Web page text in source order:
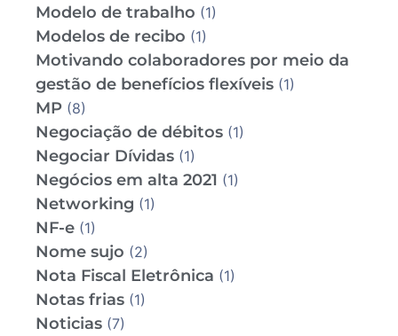
Modelo de trabalho (1)
Modelos de recibo (1)
Motivando colaboradores por meio da
gestão de benefícios flexíveis (1)
MP (8)
Negociação de débitos (1)
Negociar Dívidas (1)
Negócios em alta 2021 (1)
Networking (1)
NF-e (1)
Nome sujo (2)
Nota Fiscal Eletrônica (1)
Notas frias (1)
Noticias (7)